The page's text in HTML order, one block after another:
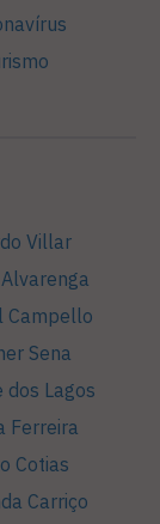
Villar
Campello
Sena
Lagos
Ferreira
Cotias
Carriço